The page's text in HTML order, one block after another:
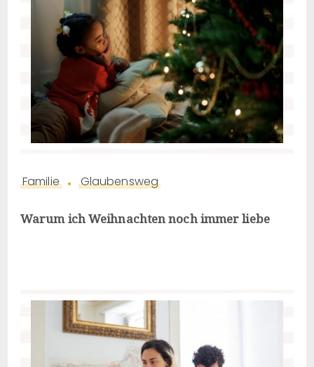
Familie Glaubensweg
Warum ich Weihnachten noch immer liebe